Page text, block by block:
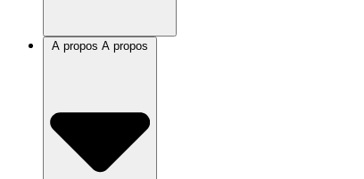
A propos